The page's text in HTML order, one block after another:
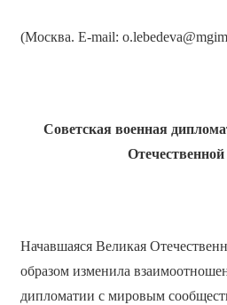
(Москва. E-mail:
Советская военная
Начавшаяся Великая
образом изменила
дипломатии с мировым